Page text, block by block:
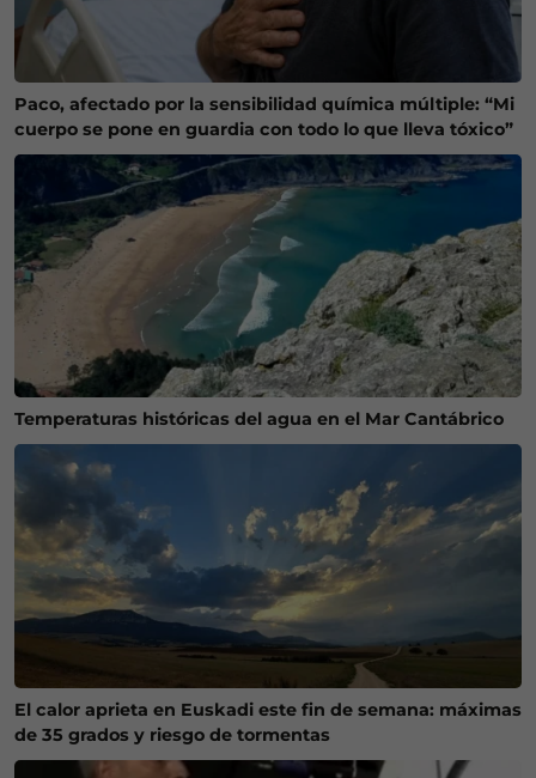
Paco, afectado por la sensibilidad química múltiple: “Mi
cuerpo se pone en guardia con todo lo que lleva tóxico”
Temperaturas históricas del agua en el Mar Cantábrico
El calor aprieta en Euskadi este fin de semana: máximas
de 35 grados y riesgo de tormentas